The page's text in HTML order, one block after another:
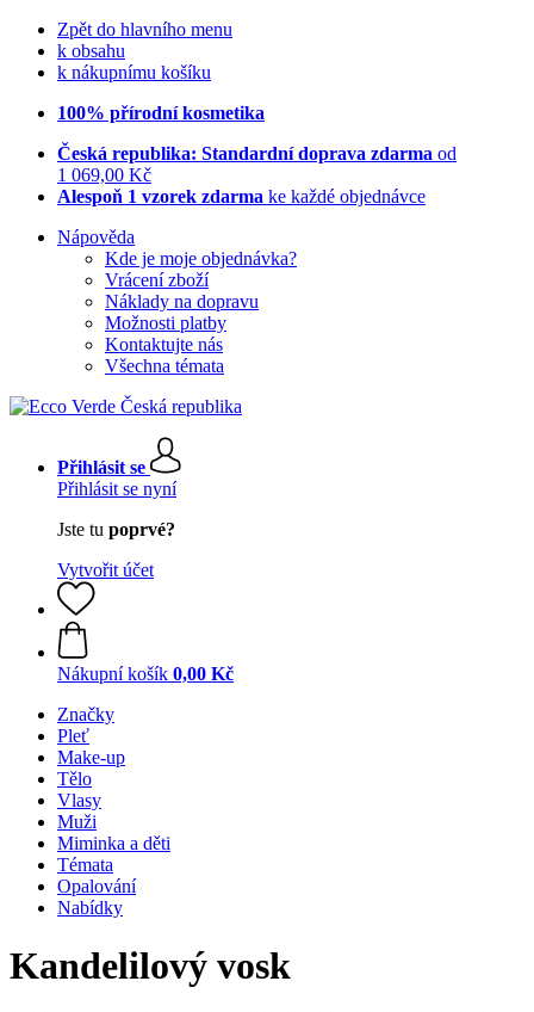
Zpět do hlavního menu
k obsahu
k nákupnímu košíku
100% přírodní kosmetika
Česká republika: Standardní doprava zdarma od
1 069,00 Kč
Alespoň 1 vzorek zdarma ke každé objednávce
Nápověda
Kde je moje objednávka?
Vrácení zboží
Náklady na dopravu
Možnosti platby
Kontaktujte nás
Všechna témata
Přihlásit se
Přihlásit se nyní
Jste tu poprvé?
Vytvořit účet
Nákupní košík 0,00 Kč
Značky
Pleť
Make-up
Tělo
Vlasy
Muži
Miminka a děti
Témata
Opalování
Nabídky
Kandelilový vosk